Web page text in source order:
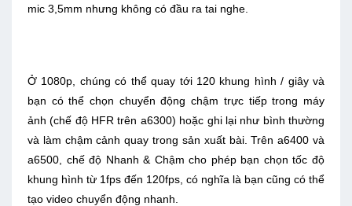
mic 3,5mm nhưng không có đầu ra tai nghe.
Ở 1080p, chúng có thể quay tới 120 khung hình / giây và
bạn có thể chọn chuyển động chậm trực tiếp trong máy
ảnh (chế độ HFR trên a6300) hoặc ghi lại như bình thường
và làm chậm cảnh quay trong sản xuất bài. Trên a6400 và
a6500, chế độ Nhanh & Chậm cho phép bạn chọn tốc độ
khung hình từ 1fps đến 120fps, có nghĩa là bạn cũng có thể
tạo video chuyển động nhanh.